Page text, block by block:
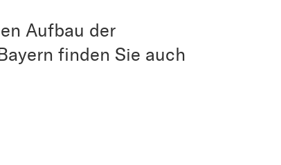
Aufbau der
finden Sie auch